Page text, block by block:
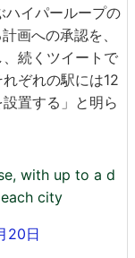
ハイパーループの
画への承認を、
続くツイートで
ぞれの駅には12
置する」と明ら
with up to a d
city
20日